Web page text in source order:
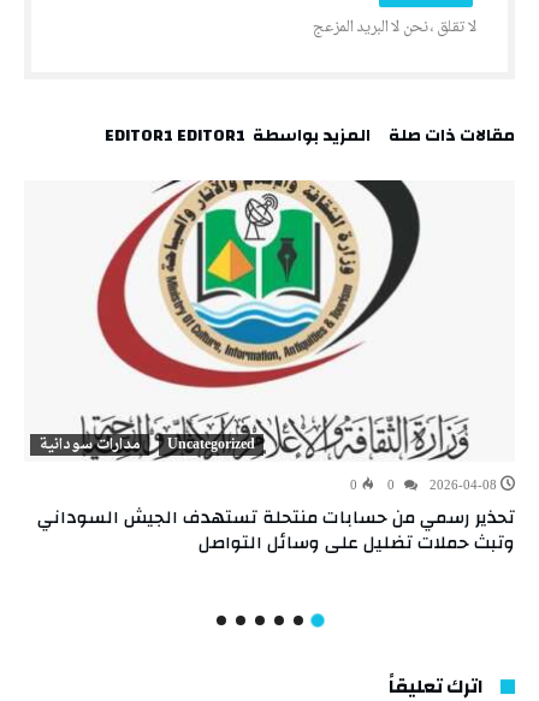
‫مقالات ذات صلة‬ ‫‫المزيد بواسطة‬ ‬ EDITOR1 EDITOR1
Uncategorized مدارات سودانية
2026-04-08
0
تحذير رسمي من حسابات منتحلة تستهدف الجيش السوداني
وتبث حملات تضليل على وسائل التواصل
اترك تعليقاً